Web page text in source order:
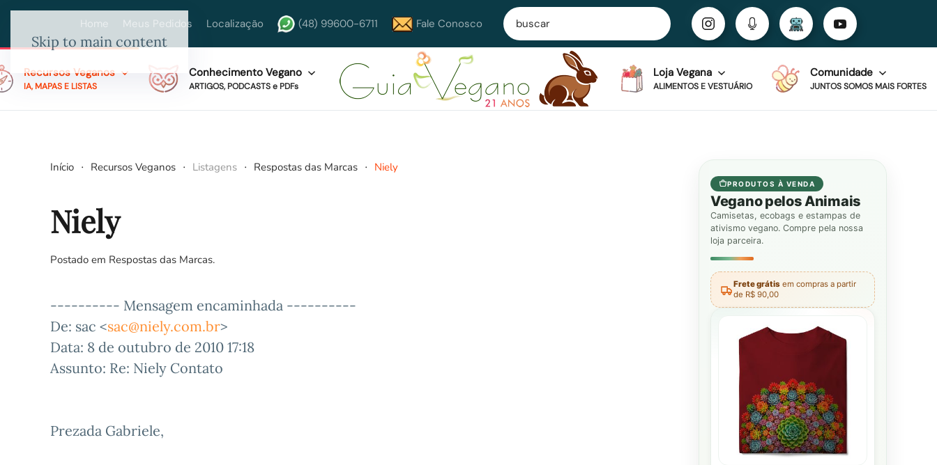
Skip to main content
Home Meus Pedidos Localização (48) 99600-6711 Fale Conosco
Recursos Veganos
IA, MAPAS E LISTAS
Conhecimento Vegano
ARTIGOS, PODCASTS e PDFs
Loja Vegana
ALIMENTOS E VESTUÁRIO
Comunidade
JUNTOS SOMOS MAIS FORTES
Início Recursos Veganos Listagens Respostas das Marcas Niely
Niely
Postado em Respostas das Marcas.
---------- Mensagem encaminhada ----------
De: sac <sac@niely.com.br>
Data: 8 de outubro de 2010 17:18
Assunto: Re: Niely Contato
Prezada Gabriele,
PRODUTOS À VENDA
Vegano pelos Animais
Camisetas, ecobags e estampas de
ativismo vegano. Compre pela nossa
loja parceira.
Frete grátis em compras a partir
de R$ 90,00